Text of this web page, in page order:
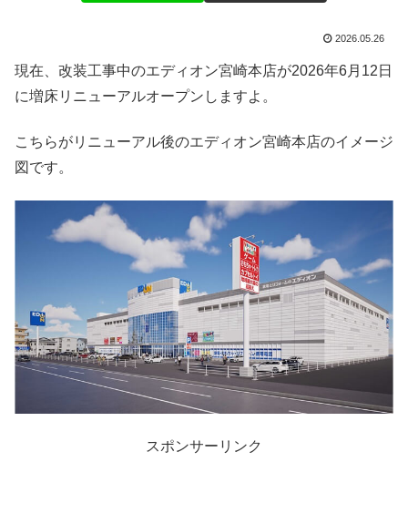
2026.05.26
現在、改装工事中のエディオン宮崎本店が2026年6月12日
に増床リニューアルオープンしますよ。
こちらがリニューアル後のエディオン宮崎本店のイメージ
図です。
スポンサーリンク